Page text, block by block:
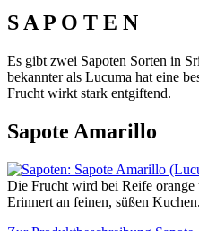
S A P O T E N
Es gibt zwei Sapoten Sorten in
bekannter als Lucuma hat eine
Frucht wirkt stark entgiftend.
Sapote Amarillo
Die Frucht wird bei Reife orange
Erinnert an feinen, süßen Kuchen.